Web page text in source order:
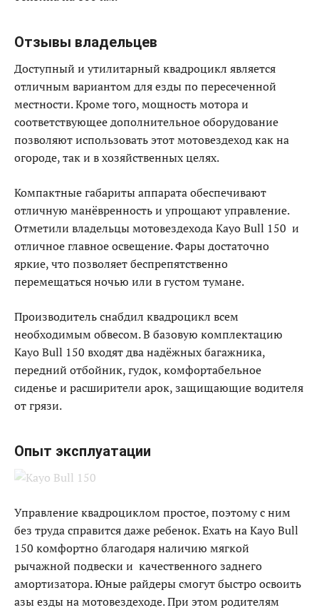
Отзывы владельцев
Доступный и утилитарный квадроцикл является
отличным вариантом для езды по пересеченной
местности. Кроме того, мощность мотора и
соответствующее дополнительное оборудование
позволяют использовать этот мотовездеход как на
огороде, так и в хозяйственных целях.
Компактные габариты аппарата обеспечивают
отличную манёвренность и упрощают управление.
Отметили владельцы мотовездехода Kayo Bull 150 и
отличное главное освещение. Фары достаточно
яркие, что позволяет беспрепятственно
перемещаться ночью или в густом тумане.
Производитель снабдил квадроцикл всем
необходимым обвесом. В базовую комплектацию
Kayo Bull 150 входят два надёжных багажника,
передний отбойник, гудок, комфортабельное
сиденье и расширители арок, защищающие водителя
от грязи.
Опыт эксплуатации
Управление квадроциклом простое, поэтому с ним
без труда справится даже ребенок. Ехать на Kayo Bull
150 комфортно благодаря наличию мягкой
рычажной подвески и качественного заднего
амортизатора. Юные райдеры смогут быстро освоить
азы езды на мотовездеходе. При этом родителям